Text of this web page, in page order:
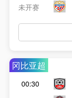
未开赛
冈比亚超
00:30